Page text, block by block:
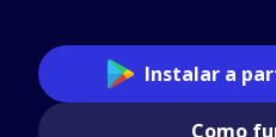
Instalar a
Como